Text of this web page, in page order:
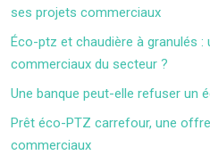
ses projets commerciaux
Éco-ptz et chaudière à granulés :
commerciaux du secteur ?
Une banque peut-elle refuser un
Prêt éco-PTZ carrefour, une
commerciaux